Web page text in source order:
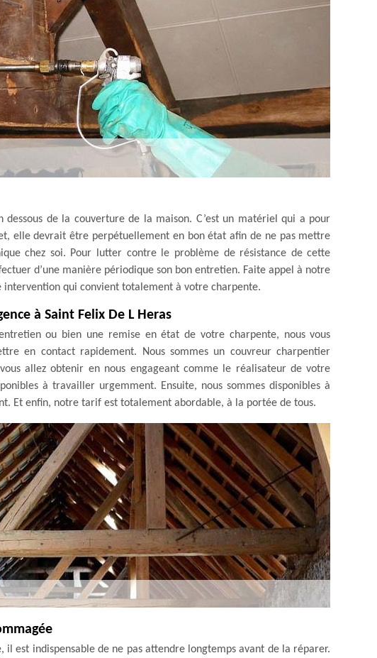
dessous de la couverture de la maison. C’est un matériel qui a pour
elle devrait être perpétuellement en bon état afin de ne pas mettre
chez soi. Pour lutter contre le problème de résistance de cette
d’une manière périodique son bon entretien. Faite appel à notre
intervention qui convient totalement à votre charpente.
à Saint Felix De L Heras
ou bien une remise en état de votre charpente, nous vous
en contact rapidement. Nous sommes un couvreur charpentier
allez obtenir en nous engageant comme le réalisateur de votre
à travailler urgemment. Ensuite, nous sommes disponibles à
Et enfin, notre tarif est totalement abordable, à la portée de tous.
il est indispensable de ne pas attendre longtemps avant de la réparer.